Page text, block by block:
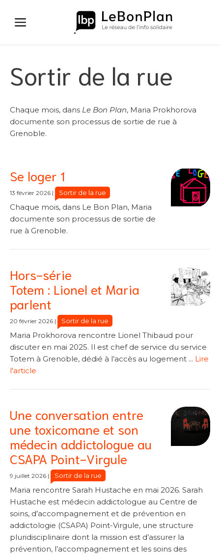
contenu
Sortir de la rue
Chaque mois, dans Le Bon Plan, Maria Prokhorova
documente son processus de sortie de rue à
Grenoble.
Se loger 1
13 février 2026 | Sortir de la rue
Chaque mois, dans Le Bon Plan, Maria
documente son processus de sortie de
rue à Grenoble.
Hors-série
Totem : Lionel et Maria
parlent
20 février 2026 | Sortir de la rue
Maria Prokhorova rencontre Lionel Thibaud pour
discuter en mai 2025. Il est chef de service du service
Totem à Grenoble, dédié à l’accès au logement ... Lire
l'article
Une conversation entre
une toxicomane et son
médecin addictologue au
CSAPA Point-Virgule
9 juillet 2026 | Sortir de la rue
Maria rencontre Sarah Hustache en mai 2026. Sarah
Hustache est médecin addictologue au Centre de
soins, d’accompagnement et de prévention en
addictologie (CSAPA) Point-Virgule, une structure
pluridisciplinaire dont la mission est d’assurer la
prévention, l’accompagnement et les soins des